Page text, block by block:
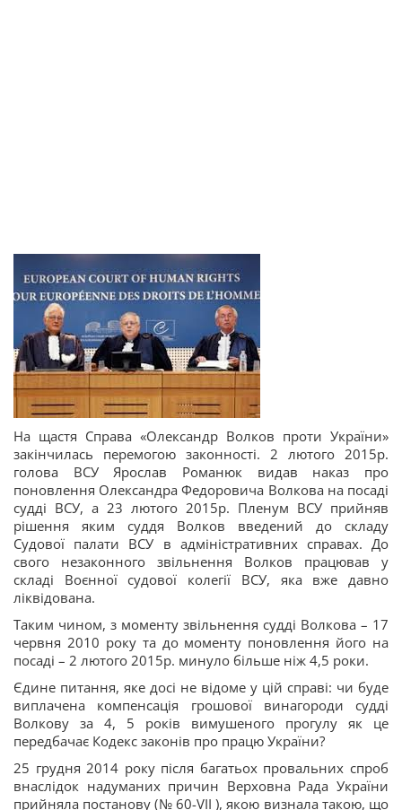
На щастя Справа «Олександр Волков проти України»
закінчилась перемогою законності. 2 лютого 2015р.
голова ВСУ Ярослав Романюк видав наказ про
поновлення Олександра Федоровича Волкова на посаді
судді ВСУ, а 23 лютого 2015р. Пленум ВСУ прийняв
рішення яким суддя Волков введений до складу
Судової палати ВСУ в адміністративних справах. До
свого незаконного звільнення Волков працював у
складі Воєнної судової колегії ВСУ, яка вже давно
ліквідована.
Таким чином, з моменту звільнення судді Волкова – 17
червня 2010 року та до моменту поновлення його на
посаді – 2 лютого 2015р. минуло більше ніж 4,5 роки.
Єдине питання, яке досі не відоме у цій справі: чи буде
виплачена компенсація грошової винагороди судді
Волкову за 4, 5 років вимушеного прогулу як це
передбачає Кодекс законів про працю України?
25 грудня 2014 року після багатьох провальних спроб
внаслідок надуманих причин Верховна Рада України
прийняла постанову (№ 60-VII ), якою визнала такою, що